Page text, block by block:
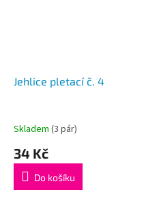
Jehlice pletací č. 4
Skladem (3 pár)
34 Kč
Do košíku